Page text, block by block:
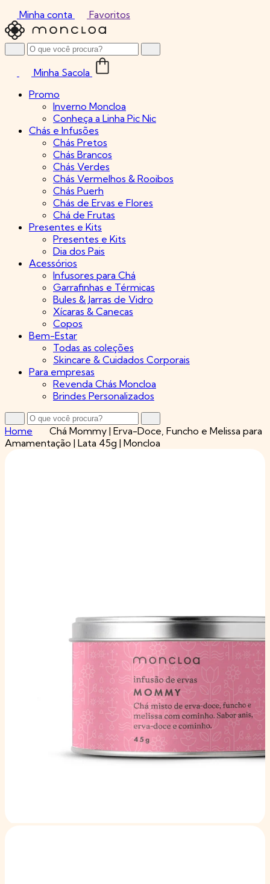
Minha conta
Favoritos
Minha Sacola
Promo
Inverno Moncloa
Conheça a Linha Pic Nic
Chás e Infusões
Chás Pretos
Chás Brancos
Chás Verdes
Chás Vermelhos & Rooibos
Chás Puerh
Chás de Ervas e Flores
Chá de Frutas
Presentes e Kits
Presentes e Kits
Dia dos Pais
Acessórios
Infusores para Chá
Garrafinhas e Térmicas
Bules & Jarras de Vidro
Xícaras & Canecas
Copos
Bem-Estar
Todas as coleções
Skincare & Cuidados Corporais
Para empresas
Revenda Chás Moncloa
Brindes Personalizados
Home
Chá Mommy | Erva-Doce, Funcho e Melissa para
Amamentação | Lata 45g | Moncloa